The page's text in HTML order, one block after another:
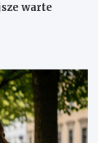
warte